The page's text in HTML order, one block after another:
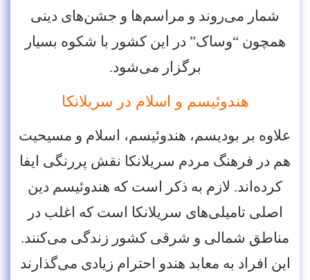
شمار می‌روند و مراسم‌ها و جشن‌های دینی
همچون “وساک” در این کشور با شکوه بسیار
برگزار می‌شود.
هندوئیسم و اسلام در سریلانکا
علاوه بر بودیسم، هندوئیسم، اسلام و مسیحیت
هم در فرهنگ مردم سریلانکا نقش پررنگی ایفا
کرده‌اند. لازم به ذکر است که هندوئیسم دین
اصلی تامیلی‌های سریلانکا است که اغلب در
مناطق شمالی و شرقی کشور زندگی می‌کنند.
این افراد به معابد هندو احترام زیادی می‌گذارند